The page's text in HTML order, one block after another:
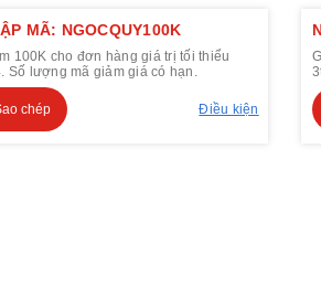
MÃ: NGOCQUY100K
100K cho đơn hàng giá trị tối thiểu
Số lượng mã giảm giá có hạn.
chép Điều kiện